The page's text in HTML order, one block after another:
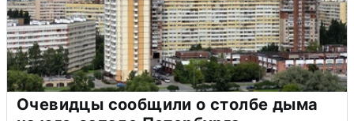
Очевидцы сообщили о столбе дыма